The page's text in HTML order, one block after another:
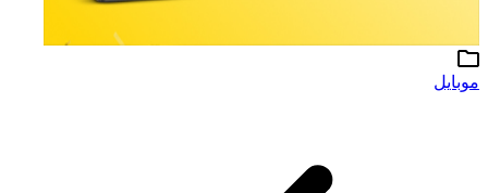
موبایل